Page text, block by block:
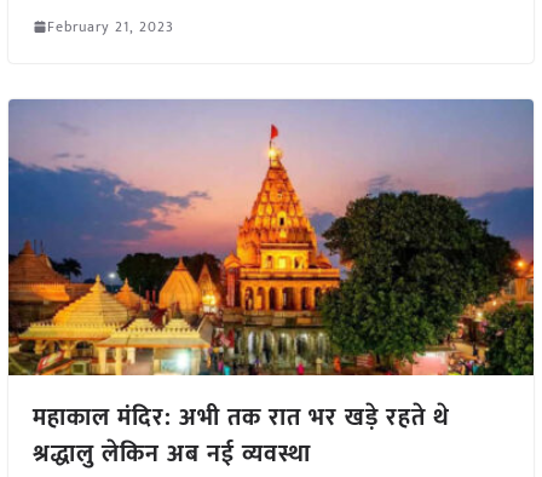
February 21, 2023
महाकाल मंदिर: अभी तक रात भर खड़े रहते थे
श्रद्धालु लेकिन अब नई व्यवस्था